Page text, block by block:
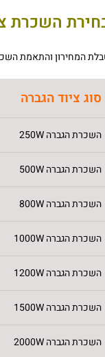
השכרת
המחירון והתאמת
סוג ציוד הגברה
השכרת הגברה 250W
השכרת הגברה 500W
השכרת הגברה 800W
השכרת הגברה 1000W
השכרת הגברה 1200W
השכרת הגברה 1500W
השכרת הגברה 2000W